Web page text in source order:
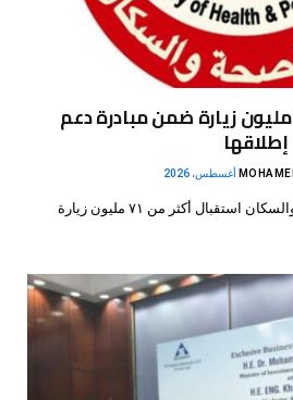
وزارة الصحة: ٧١ مليون زيارة ضمن مبادرة دعم
أعلنت وزارة الصحة والسكان استقبال أكثر من ٧١ مليون زيارة